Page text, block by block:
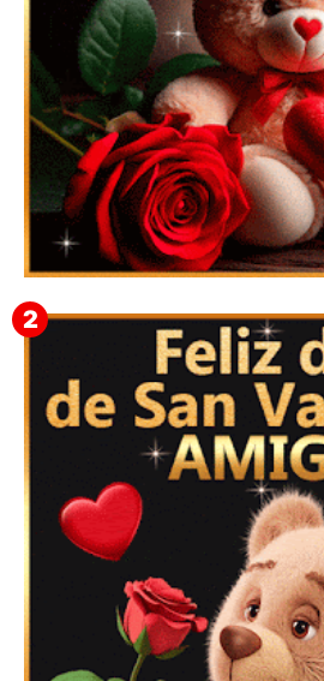
🎁 Imágenes Gif Personalizadas
San Valentín 2026 💘